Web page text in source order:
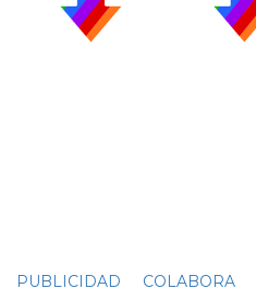
PUBLICIDAD COLABORA